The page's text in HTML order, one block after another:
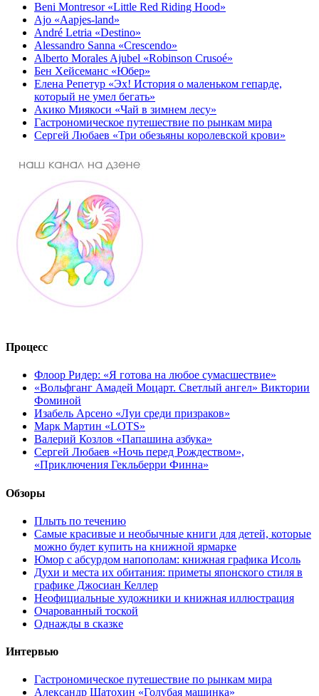
Beni Montresor «Little Red Riding Hood»
Ajo «Aapjes-land»
André Letria «Destino»
Alessandro Sanna «Crescendo»
Alberto Morales Ajubel «Robinson Crusoé»
Бен Хейсеманс «Юбер»
Елена Репетур «Эх! История о маленьком гепарде,
который не умел бегать»
Акико Миякоси «Чай в зимнем лесу»
Гастрономическое путешествие по рынкам мира
Сергей Любаев «Три обезьяны королевской крови»
Процесс
Флоор Ридер: «Я готова на любое сумасшествие»
«Вольфганг Амадей Моцарт. Светлый ангел» Виктории
Фоминой
Изабель Арсено «Луи среди призраков»
Марк Мартин «LOTS»
Валерий Козлов «Папашина азбука»
Сергей Любаев «Ночь перед Рождеством»,
«Приключения Гекльберри Финна»
Обзоры
Плыть по течению
Самые красивые и необычные книги для детей, которые
можно будет купить на книжной ярмарке
Юмор с абсурдом напополам: книжная графика Исоль
Духи и места их обитания: приметы японского стиля в
графике Джосиан Келлер
Неофициальные художники и книжная иллюстрация
Очарованный тоской
Однажды в сказке
Интервью
Гастрономическое путешествие по рынкам мира
Александр Шатохин «Голубая машинка»